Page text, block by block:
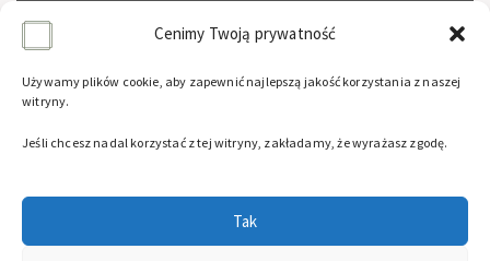
Cenimy Twoją prywatność
Używamy plików cookie, aby zapewnić najlepszą jakość korzystania z naszej
witryny.
Jeśli chcesz nadal korzystać z tej witryny, zakładamy, że wyrażasz zgodę.
Tak
Godziny otwarcia
8:30 – 18:00
Środa
8:30 – 13:30
Konsultacje po wcześniejszej rejestracji